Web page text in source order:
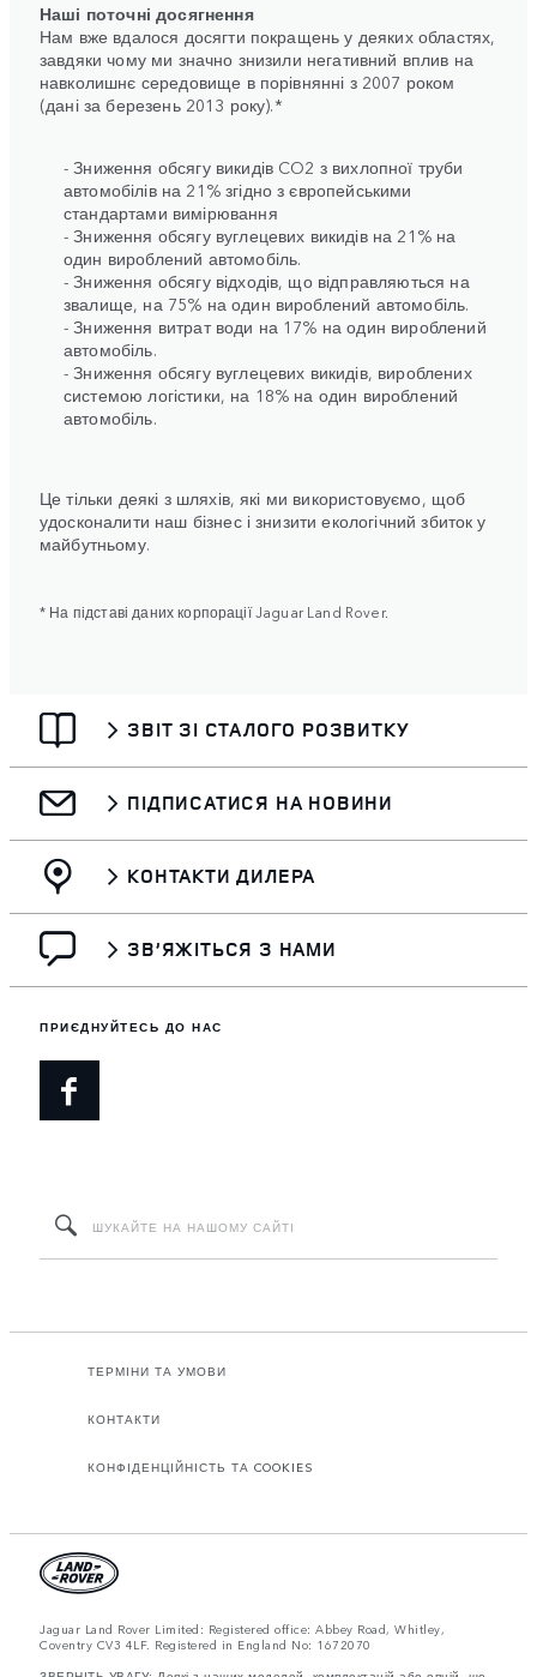
Наші поточні досягнення
Нам вже вдалося досягти покращень у деяких областях,
завдяки чому ми значно знизили негативний вплив на
навколишнє середовище в порівнянні з 2007 роком
(дані за березень 2013 року).*
- Зниження обсягу викидів CO2 з вихлопної труби
автомобілів на 21% згідно з європейськими
стандартами вимірювання
- Зниження обсягу вуглецевих викидів на 21% на
один вироблений автомобіль.
- Зниження обсягу відходів, що відправляються на
звалище, на 75% на один вироблений автомобіль.
- Зниження витрат води на 17% на один вироблений
автомобіль.
- Зниження обсягу вуглецевих викидів, вироблених
системою логістики, на 18% на один вироблений
автомобіль.
Це тільки деякі з шляхів, які ми використовуємо, щоб
удосконалити наш бізнес і знизити екологічний збиток у
майбутньому.
* На підставі даних корпорації Jaguar Land Rover.
ЗВІТ ЗІ СТАЛОГО РОЗВИТКУ
ПІДПИСАТИСЯ НА НОВИНИ
КОНТАКТИ ДИЛЕРА
ЗВ’ЯЖІТЬСЯ З НАМИ
ПРИЄДНУЙТЕСЬ ДО НАС
ТЕРМІНИ ТА УМОВИ
КОНТАКТИ
КОНФІДЕНЦІЙНІСТЬ ТА COOKIES
Jaguar Land Rover Limited: Registered office: Abbey Road, Whitley,
Coventry CV3 4LF. Registered in England No: 1672070